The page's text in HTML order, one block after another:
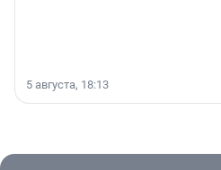
5 августа, 18:13